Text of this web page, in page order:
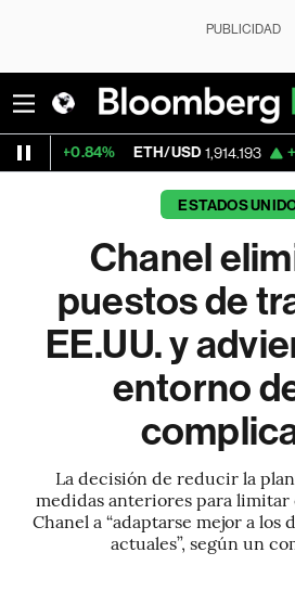
PUBLICIDAD
ETH/USD 1,914.193 +0.44% Visa
ESTADOS
Chanel
puestos de
EE.UU. y
entorno
La decisión de reducir la
medidas anteriores para limitar
Chanel a “adaptarse mejor a los
actuales”, según un